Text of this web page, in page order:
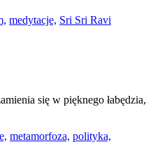
medytacje, Sri Sri Ravi
się w pięknego łabędzia,
metamorfoza, polityka,